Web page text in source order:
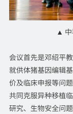
▲ 中
会议首先是邓绍平
就供体猪基因编辑
价及临床申报等问
共同克服异种移植
研究、生物安全问